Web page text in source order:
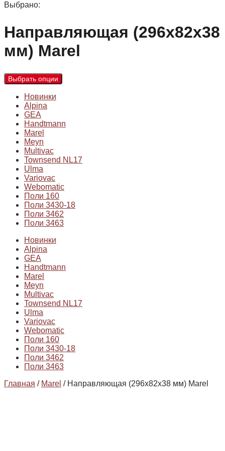
Выбрано:
Направляющая (296х82х38
мм) Marel
Выбрать опции
Новинки
Alpina
GEA
Handtmann
Marel
Meyn
Multivac
Townsend NL17
Ulma
Variovac
Webomatic
Поли 160
Поли 3430-18
Поли 3462
Поли 3463
Новинки
Alpina
GEA
Handtmann
Marel
Meyn
Multivac
Townsend NL17
Ulma
Variovac
Webomatic
Поли 160
Поли 3430-18
Поли 3462
Поли 3463
Главная / Marel / Направляющая (296х82х38 мм) Marel